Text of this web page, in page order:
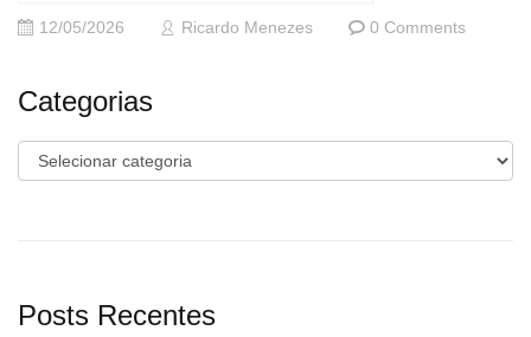
12/05/2026 Ricardo Menezes 0 Comments
Categorias
Categorias
Posts Recentes